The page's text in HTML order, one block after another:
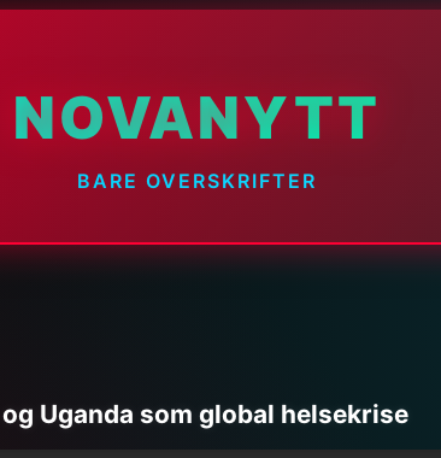
NOVANYTT
BARE OVERSKRIFTER
Uganda som global helsekrise